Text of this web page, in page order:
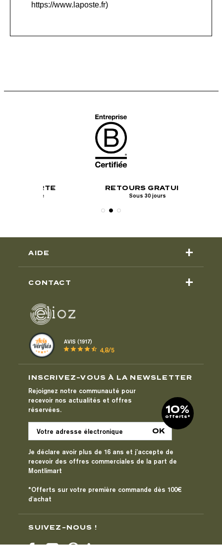
https://www.laposte.fr)
RETOURS GRATUITS
AIDE +
CONTACT +
AVIS (1917)
starstarstarstarstar_half 4,8/5
INSCRIVEZ-VOUS À LA NEWSLETTER
Rejoignez notre communauté pour
recevoir nos actualités et offres
réservées.
10%
offerts*
Je déclare avoir plus de 16 ans et j’accepte de
recevoir des offres commerciales de la part de
Montlimart
*Offerts sur votre première commande dès 100€
d'achat
SUIVEZ-NOUS !